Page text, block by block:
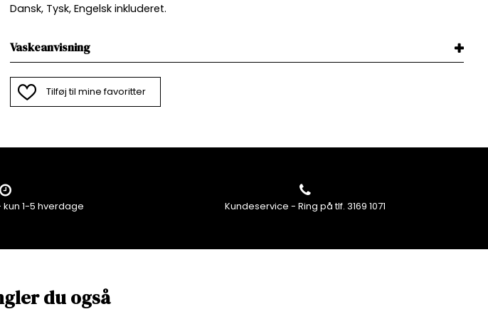
Dansk, Tysk, Engelsk inkluderet.
Vaskeanvisning
Tilføj til mine favoritter
1-5 hverdage Kundeservice - Ring på tlf. 3169 1071
du også